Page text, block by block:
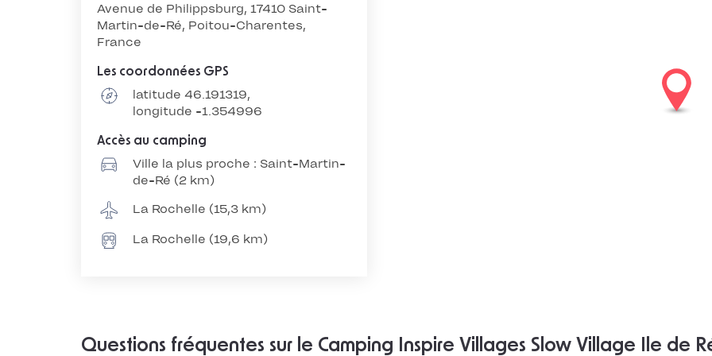
Avenue de Philippsburg, 17410 Saint-
Martin-de-Ré, Poitou-Charentes,
France
Les coordonnées GPS
latitude 46.191319,
longitude -1.354996
Accès au camping
Ville la plus proche : Saint-Martin-
de-Ré (2 km)
La Rochelle (15,3 km)
La Rochelle (19,6 km)
Questions fréquentes sur le Camping Inspire Villages Slow Village Ile de